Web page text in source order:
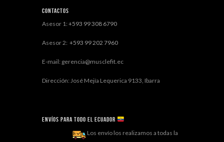
Contactos
Asesor 1: +593 99 308 6790
Asesor 2: +593 99 202 7960
E-mail: gerencia@musclefit.ec
Dirección: José Mejía Lequerica 9133, Ibarra
Envíos para todo el ECUADOR
Los envío los realizamos a todas la